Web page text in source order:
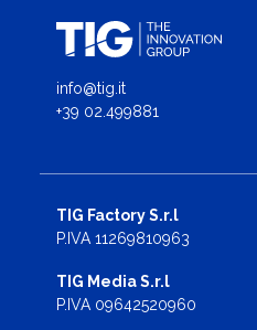
info@tig.it
+39 02.499881
TIG Factory S.r.l
P.IVA 11269810963
TIG Media S.r.l
P.IVA 09642520960